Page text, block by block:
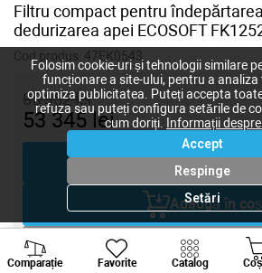
Filtru compact pentru
dedurizarea apei ECOSOFT
Cod produs: 47EK0543
85 352lei
53 345lei
Cumpără
Adaugă în coș
Negociază
Comparație Favorite Catalog
Folosim cookie-uri și tehnologii similare
funcționare a site-ului, pentru a
optimiza publicitatea. Puteți accepta
refuza sau puteți configura setările de
cum doriți.
Informații
Accept
Respinge
Setări